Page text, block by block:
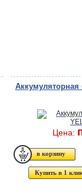
Аккумуляторная
Цена:
Купить в 1